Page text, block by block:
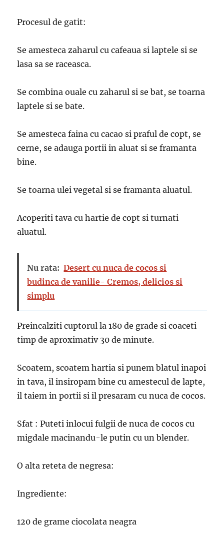
Procesul de gatit:
Se amesteca zaharul cu cafeaua si laptele si se
lasa sa se raceasca.
Se combina ouale cu zaharul si se bat, se toarna
laptele si se bate.
Se amesteca faina cu cacao si praful de copt, se
cerne, se adauga portii in aluat si se framanta
bine.
Se toarna ulei vegetal si se framanta aluatul.
Acoperiti tava cu hartie de copt si turnati
aluatul.
Nu rata: Desert cu nuca de cocos si
budinca de vanilie- Cremos, delicios si
simplu
Preincalziti cuptorul la 180 de grade si coaceti
timp de aproximativ 30 de minute.
Scoatem, scoatem hartia si punem blatul inapoi
in tava, il insiropam bine cu amestecul de lapte,
il taiem in portii si il presaram cu nuca de cocos.
Sfat : Puteti inlocui fulgii de nuca de cocos cu
migdale macinandu-le putin cu un blender.
O alta reteta de negresa:
Ingrediente:
120 de grame ciocolata neagra